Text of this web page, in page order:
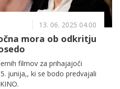
13. 06. 2025 04.00
mora ob odkritju
filmov za prihajajoči
junija,, ki se bodo predvajali